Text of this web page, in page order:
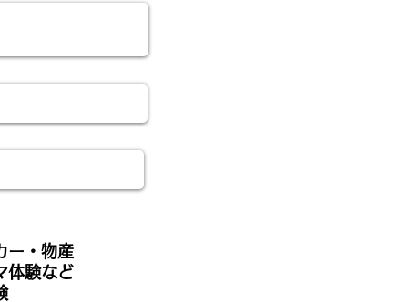
ー・物産
体験など